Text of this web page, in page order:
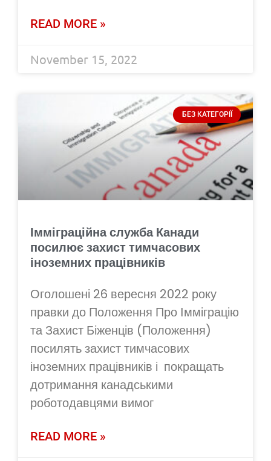
READ MORE »
November 15, 2022
БЕЗ КАТЕГОРІЇ
Імміграційна служба Канади
посилює захист тимчасових
іноземних працівників
Оголошені 26 вересня 2022 року
правки до Положення Про Імміграцію
та Захист Біженців (Положення)
посилять захист тимчасових
іноземних працівників і покращать
дотримання канадськими
роботодавцями вимог
READ MORE »